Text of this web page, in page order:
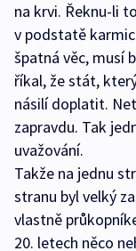
na krvi. Řeknu-li
v podstatě
špatná věc, musí
říkal, že stát,
násilí doplatit.
zapravdu. Tak
uvažování.
Takže na jednu
stranu byl velký
vlastně
20. letech něco